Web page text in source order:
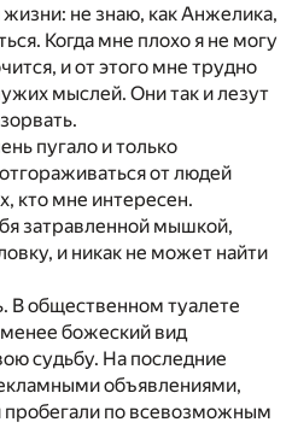
не знаю, как Анжелика,
Когда мне плохо я не могу
и от этого мне трудно
мыслей. Они так и лезут
пугало и только
от людей
кто мне интересен.
затравленной мышкой,
и никак не может найти
В общественном туалете
божеский вид
судьбу. На последние
объявлениями,
пробегали по всевозможным